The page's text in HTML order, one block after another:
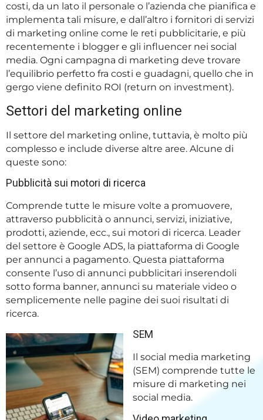
costi, da un lato il personale o l’azienda che pianifica e
implementa tali misure, e dall’altro i fornitori di servizi
di marketing online come le reti pubblicitarie, e più
recentemente i blogger e gli influencer nei social
media. Ogni campagna di marketing deve trovare
l’equilibrio perfetto fra costi e guadagni, quello che in
gergo viene definito ROI (return on investment).
Settori del marketing online
Il settore del marketing online, tuttavia, è molto più
complesso e include diverse altre aree. Alcune di
queste sono:
Pubblicità sui motori di ricerca
Comprende tutte le misure volte a promuovere,
attraverso pubblicità o annunci, servizi, iniziative,
prodotti, aziende, ecc., sui motori di ricerca. Leader
del settore è Google ADS, la piattaforma di Google
per annunci a pagamento. Questa piattaforma
consente l’uso di annunci pubblicitari inserendoli
sotto forma banner, annunci su materiale video o
semplicemente nelle pagine dei suoi risultati di
ricerca.
SEM
Il social media marketing
(SEM) comprende tutte le
misure di marketing nei
social media.